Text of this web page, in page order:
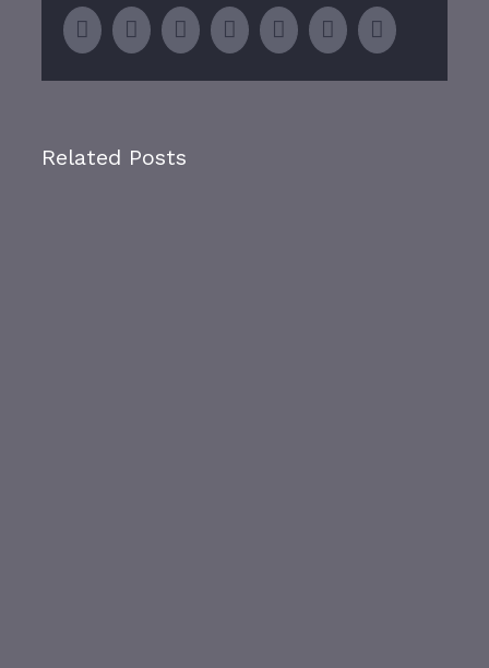
facebooktwitter linkedinwhatsapptumblrpinterestEmail
Related Posts